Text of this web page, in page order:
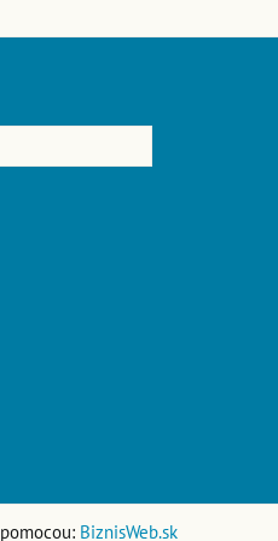
BiznisWeb.sk